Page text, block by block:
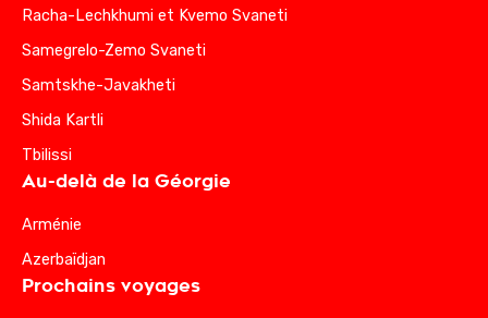
Racha-Lechkhumi et Kvemo Svaneti
Samegrelo-Zemo Svaneti
Samtskhe-Javakheti
Shida Kartli
Tbilissi
Au-delà de la Géorgie
Arménie
Azerbaïdjan
Prochains voyages